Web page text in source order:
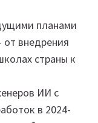
планами
внедрения
страны к
ИИ с
в 2024-